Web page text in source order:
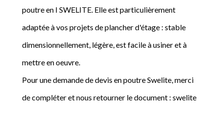
poutre en I SWELITE. Elle est particulièrement
adaptée à vos projets de plancher d'étage : stable
dimensionnellement, légère, est facile à usiner et à
mettre en oeuvre.
Pour une demande de devis en poutre Swelite, merci
de compléter et nous retourner le document : swelite